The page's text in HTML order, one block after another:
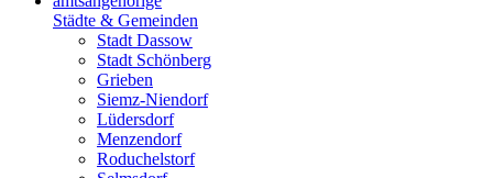
Städte & Gemeinden
Stadt Dassow
Stadt Schönberg
Grieben
Siemz-Niendorf
Lüdersdorf
Menzendorf
Roduchelstorf